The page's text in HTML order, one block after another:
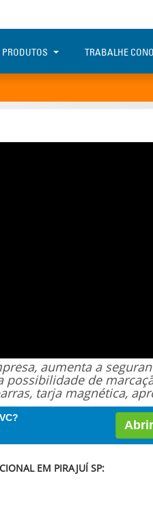
PRODUTOS TRABALHE
aumenta a
possibilidade de
tarja magnética,
EM PIRAJUÍ SP: